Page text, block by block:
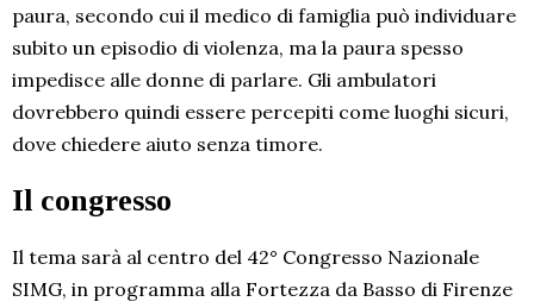
paura, secondo cui il medico di famiglia può individuare
subito un episodio di violenza, ma la paura spesso
impedisce alle donne di parlare. Gli ambulatori
dovrebbero quindi essere percepiti come luoghi sicuri,
dove chiedere aiuto senza timore.
Il congresso
Il tema sarà al centro del 42° Congresso Nazionale
SIMG, in programma alla Fortezza da Basso di Firenze